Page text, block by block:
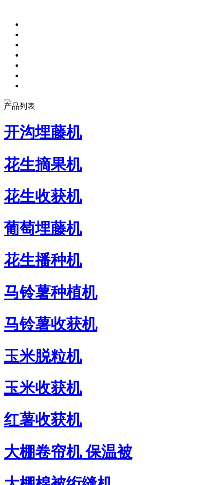
产品列表
开沟埋藤机
花生摘果机
花生收获机
葡萄埋藤机
花生播种机
马铃薯种植机
马铃薯收获机
玉米脱粒机
玉米收获机
红薯收获机
大棚卷帘机 保温被